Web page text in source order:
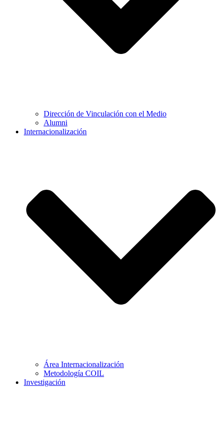
Dirección de Vinculación con el Medio
Alumni
Internacionalización
Área Internacionalización
Metodología COIL
Investigación